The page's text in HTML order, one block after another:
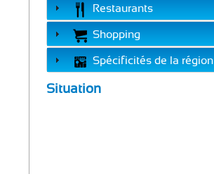
Restaurants
Shopping
Spécificités de la région
Situation